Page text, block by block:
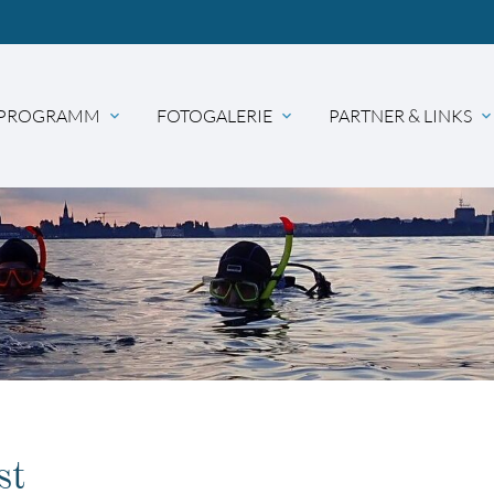
expand_more FOTOGALERIE expand_more PARTNER & LINKS expand_more